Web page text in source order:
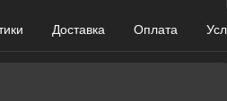
Доставка Оплата